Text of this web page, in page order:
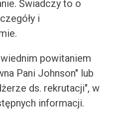
Świadczy to o
i
powitaniem
Pani Johnson" lub
ds. rekrutacji", w
informacji.